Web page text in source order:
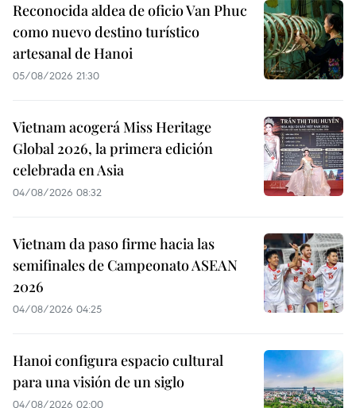
Reconocida aldea de oficio Van Phuc
como nuevo destino turístico
artesanal de Hanoi
05/08/2026 21:30
Vietnam acogerá Miss Heritage
Global 2026, la primera edición
celebrada en Asia
04/08/2026 08:32
Vietnam da paso firme hacia las
semifinales de Campeonato ASEAN
2026
04/08/2026 04:25
Hanoi configura espacio cultural
para una visión de un siglo
04/08/2026 02:00